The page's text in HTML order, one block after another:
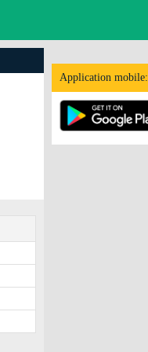
Application mobile: